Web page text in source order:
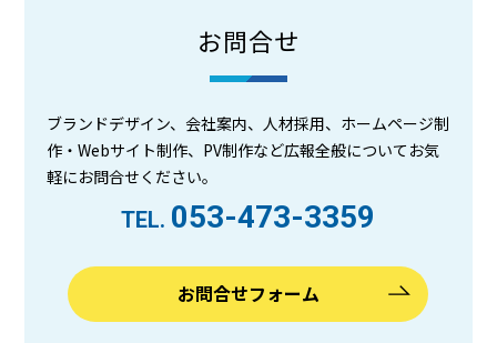
お問合せ
ブランドデザイン、会社案内、人材採用、ホームページ制
作・Webサイト制作、PV制作など広報全般についてお気
軽にお問合せください。
TEL. 053-473-3359
お問合せフォーム